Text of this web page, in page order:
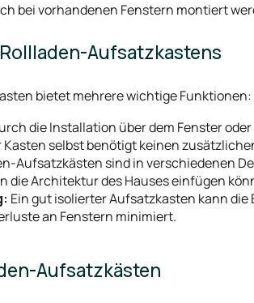
bei vorhandenen Fenstern montiert
Aufsatzkastens
bietet mehrere wichtige Funktionen:
die Installation über dem Fenster
selbst benötigt keinen
Aufsatzkästen sind in verschiedenen
die Architektur des Hauses einfügen
Ein gut isolierter Aufsatzkasten kann
an Fenstern minimiert.
Aufsatzkästen